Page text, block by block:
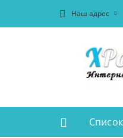
Наш адрес